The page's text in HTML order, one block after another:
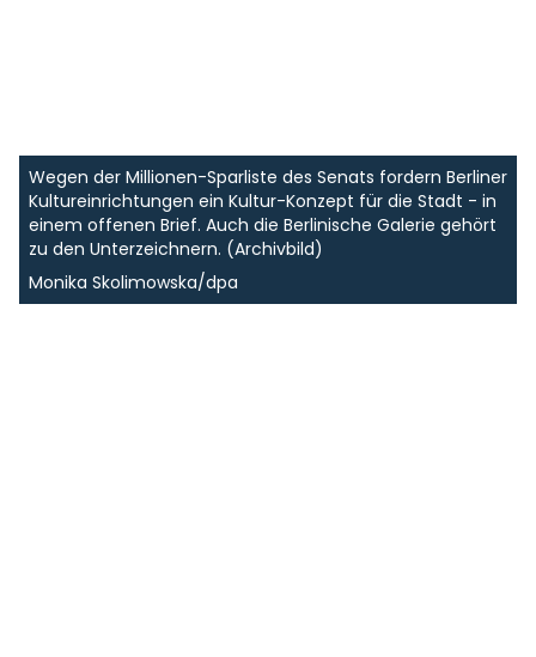
Wegen der Millionen-Sparliste des Senats fordern Berliner
Kultureinrichtungen ein Kultur-Konzept für die Stadt - in
einem offenen Brief. Auch die Berlinische Galerie gehört
zu den Unterzeichnern. (Archivbild)
Monika Skolimowska/dpa